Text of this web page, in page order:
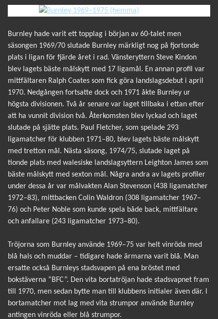
Burnley hade varit ett topplag i början av 60-talet men
säsongen 1969/70 slutade Burnley märkligt nog på fjortonde
plats i ligan för fjärde året i rad. Vänsteryttern Steve Kindon
blev lagets bäste målskytt med 17 ligamål. En annan profil var
mittfältaren Ralph Coates som fick göra landslagsdebut i april
1970. Nedgången fortsatte dock och 1971 åkte Burnley ur
högsta divisionen. Två år senare var laget tillbaka i ettan efter
att ha vunnit division två. Återkomsten blev lyckad och laget
slutade på sjätte plats. Paul Fletcher, som spelade 293
ligamatcher för klubben 1971–80, blev lagets bäste målskytt
med tretton mål. Nästa säsong, 1974/75, slutade laget på
tionde plats med walesiske landslagsyttern Leighton James som
bäste målskytt med sexton mål. Några andra av lagets profiler
under dessa år var målvakten Alan Stevenson (438 ligamatcher
1972–83), mittbacken Colin Waldron (308 ligamatcher 1967–
76) och Peter Noble som kunde spela både back, mittfältare
och anfallare (243 ligamatcher 1973–80).
Tröjorna som Burnley använde 1969–75 var helt vinröda med
blå hals och muddar – tidigare hade ärmarna varit blå. Man
ersatte också Burnleys stadsvapen på ena bröstet med
bokstäverna ”BFC”. Den vita bortatröjan hade stadsvapnet fram
till 1970, men sedan bytte man till klubbens initialer även där. I
bortamatcher mot lag med vita strumpor använde Burnley
antingen vinröda eller blå strumpor.